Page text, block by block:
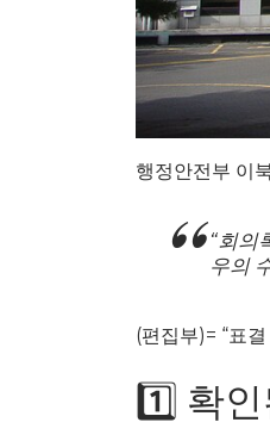
행정안전부 이
“회의
우의
(편집부)= “표
1️⃣ 확